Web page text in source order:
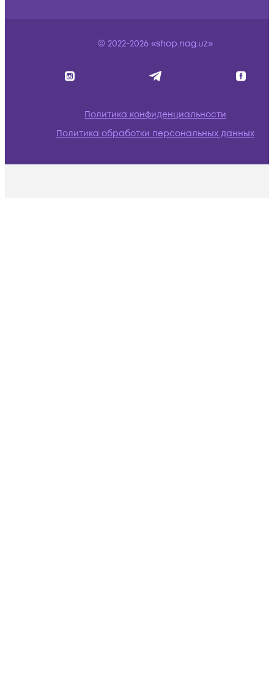
© 2022-2026 «shop.nag.uz»
Политика конфиденциальности
Политика обработки персональных данных